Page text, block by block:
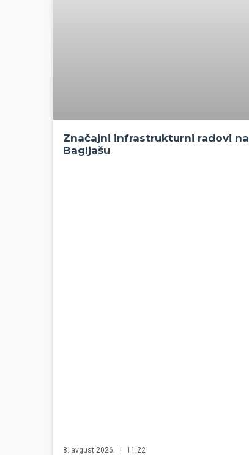
Značajni infrastrukturni radovi na
Bagljašu
8. avgust 2026. 11:22